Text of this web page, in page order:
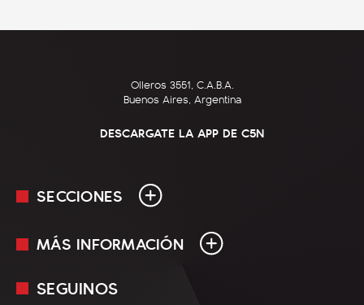
Olleros 3551, C.A.B.A.
Buenos Aires, Argentina
DESCARGATE LA APP DE C5N
SECCIONES
En Vivo
MÁS INFORMACIÓN
Mediakit
SEGUINOS